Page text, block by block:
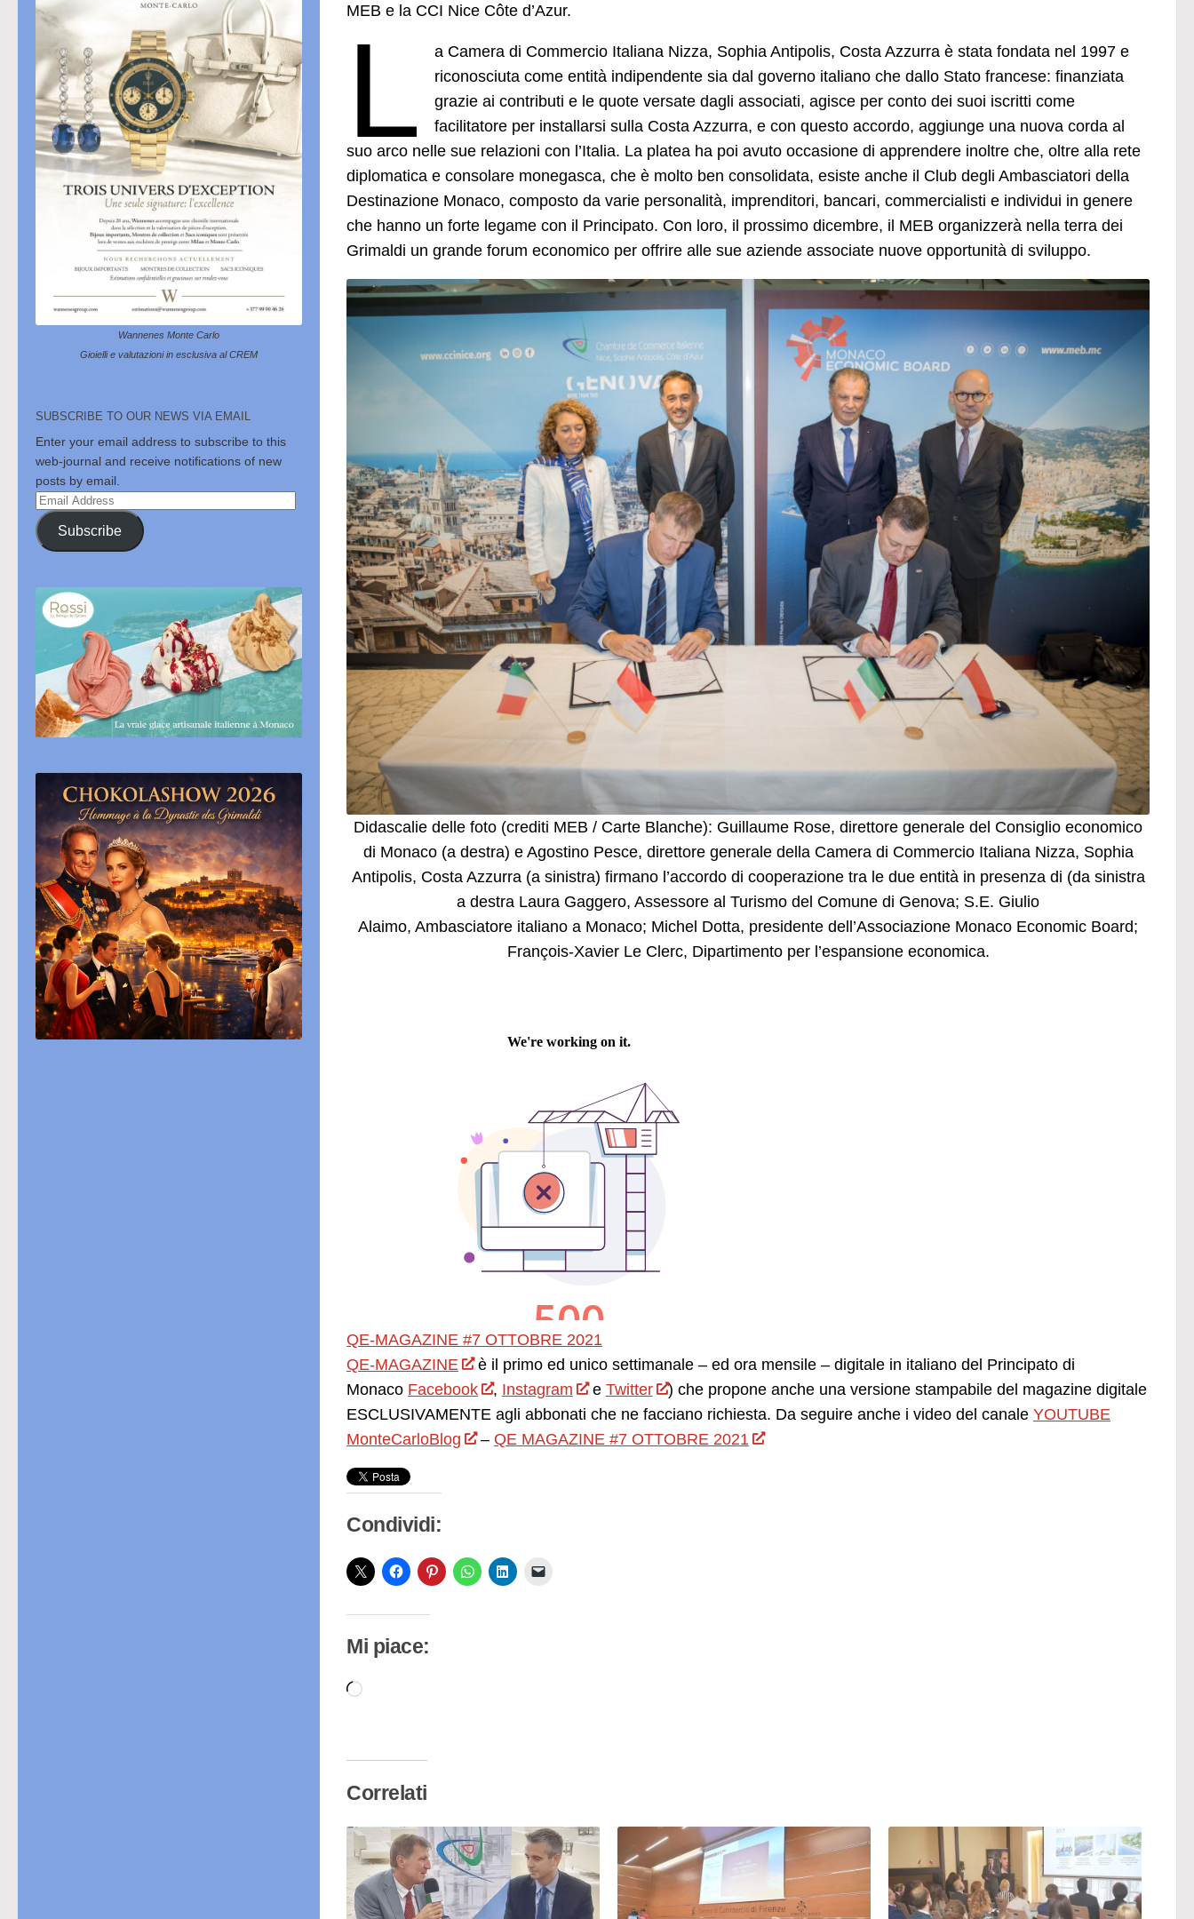
MEB e la CCI Nice Côte d’Azur.
L
a Camera di Commercio Italiana Nizza, Sophia Antipolis, Costa Azzurra è stata fondata nel 1997 e
riconosciuta come entità indipendente sia dal governo italiano che dallo Stato francese: finanziata
grazie ai contributi e le quote versate dagli associati, agisce per conto dei suoi iscritti come
facilitatore per installarsi sulla Costa Azzurra, e con questo accordo, aggiunge una nuova corda al
suo arco nelle sue relazioni con l’Italia. La platea ha poi avuto occasione di apprendere inoltre che, oltre alla rete
diplomatica e consolare monegasca, che è molto ben consolidata, esiste anche il Club degli Ambasciatori della
Destinazione Monaco, composto da varie personalità, imprenditori, bancari, commercialisti e individui in genere
che hanno un forte legame con il Principato. Con loro, il prossimo dicembre, il MEB organizzerà nella terra dei
Grimaldi un grande forum economico per offrire alle sue aziende associate nuove opportunità di sviluppo.
Didascalie delle foto (crediti MEB / Carte Blanche): Guillaume Rose, direttore generale del Consiglio economico
di Monaco (a destra) e Agostino Pesce, direttore generale della Camera di Commercio Italiana Nizza, Sophia
Antipolis, Costa Azzurra (a sinistra) firmano l’accordo di cooperazione tra le due entità in presenza di (da sinistra
a destra Laura Gaggero, Assessore al Turismo del Comune di Genova; S.E. Giulio
Alaimo, Ambasciatore italiano a Monaco; Michel Dotta, presidente dell’Associazione Monaco Economic Board;
François-Xavier Le Clerc, Dipartimento per l’espansione economica.
QE-MAGAZINE #7 OTTOBRE 2021
QE-MAGAZINE
è il primo ed unico settimanale – ed ora mensile – digitale in italiano del Principato di
Monaco Facebook , Instagram e Twitter
) che propone anche una versione stampabile del magazine digitale
ESCLUSIVAMENTE agli abbonati che ne facciano richiesta. Da seguire anche i video del canale YOUTUBE
MonteCarloBlog
– QE MAGAZINE #7 OTTOBRE 2021
Condividi:
Mi piace:
Caricamento
Correlati
Wannenes Monte Carlo
Gioielli e valutazioni in esclusiva al CREM
SUBSCRIBE TO OUR NEWS VIA EMAIL
Enter your email address to subscribe to this
web-journal and receive notifications of new
posts by email.
Email
Address
Subscribe